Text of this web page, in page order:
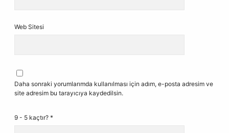
Web Sitesi
Daha sonraki yorumlarımda kullanılması için adım, e-posta adresim ve
site adresim bu tarayıcıya kaydedilsin.
9 - 5 kaçtır? *